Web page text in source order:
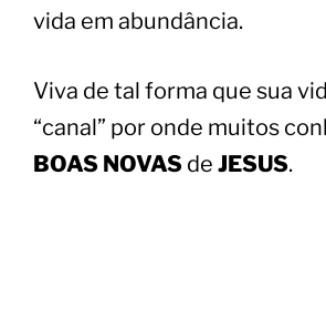
vida em abundância.
Viva de tal forma que sua
“canal” por onde muitos
BOAS NOVAS de JESUS.